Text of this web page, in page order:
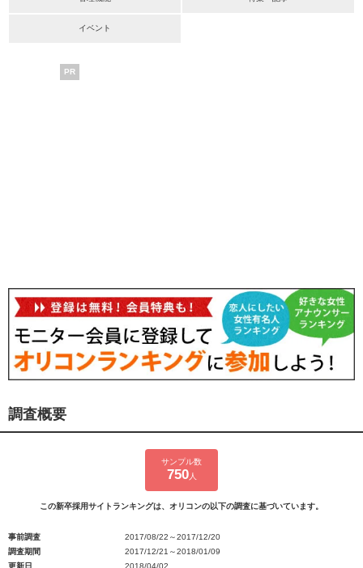
イベント
PR
調査概要
サンプル数
750人
この新卒採用サイトランキングは、オリコンの以下の調査に基づいています。
事前調査
2017/08/22～2017/12/20
調査期間
2017/12/21～2018/01/09
更新日
2018/04/02